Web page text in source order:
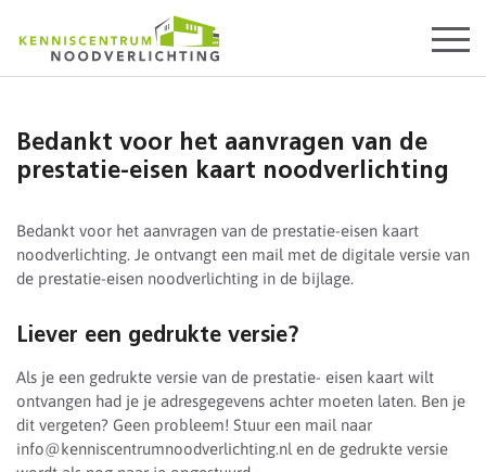
content
Bedankt voor het aanvragen van de
prestatie-eisen kaart noodverlichting
Bedankt voor het aanvragen van de prestatie-eisen kaart
noodverlichting. Je ontvangt een mail met de digitale versie van
de prestatie-eisen noodverlichting in de bijlage.
Liever een gedrukte versie?
Als je een gedrukte versie van de prestatie- eisen kaart wilt
ontvangen had je je adresgegevens achter moeten laten. Ben je
dit vergeten? Geen probleem! Stuur een mail naar
info@kenniscentrumnoodverlichting.nl en de gedrukte versie